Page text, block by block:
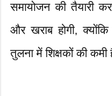
समायोजन की तैयारी
और खराब होगी,
तुलना में शिक्षकों की कमी